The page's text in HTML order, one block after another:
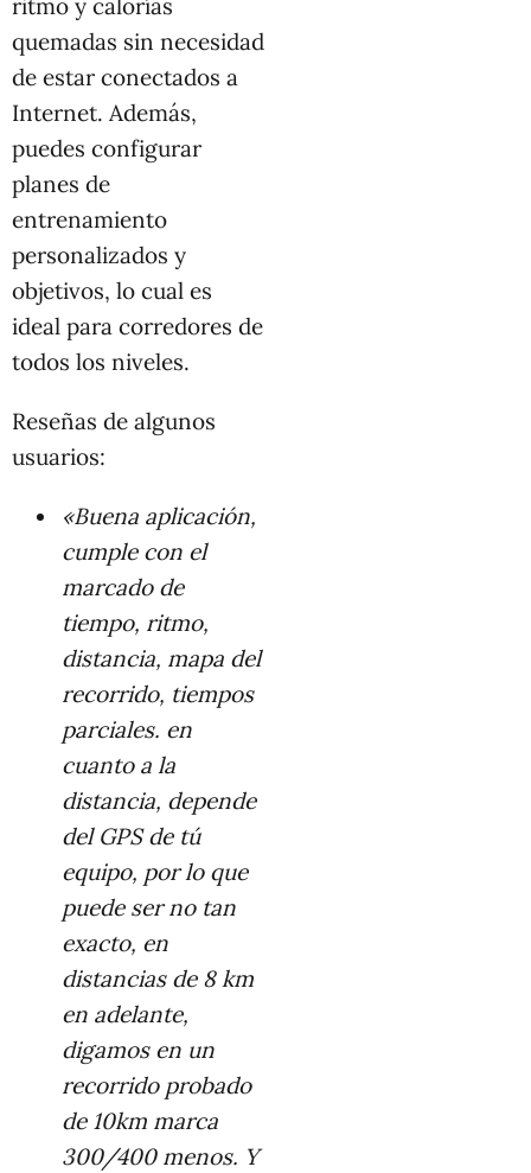
ritmo y calorías
quemadas sin necesidad
de estar conectados a
Internet. Además,
puedes configurar
planes de
entrenamiento
personalizados y
objetivos, lo cual es
ideal para corredores de
todos los niveles.
Reseñas de algunos
usuarios:
«Buena aplicación,
cumple con el
marcado de
tiempo, ritmo,
distancia, mapa del
recorrido, tiempos
parciales. en
cuanto a la
distancia, depende
del GPS de tú
equipo, por lo que
puede ser no tan
exacto, en
distancias de 8 km
en adelante,
digamos en un
recorrido probado
de 10km marca
300/400 menos. Y